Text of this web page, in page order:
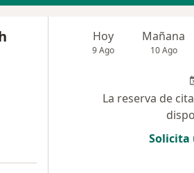
Hoy
9 Ago
Mañana
10 Ago
La reserva de
Solicita